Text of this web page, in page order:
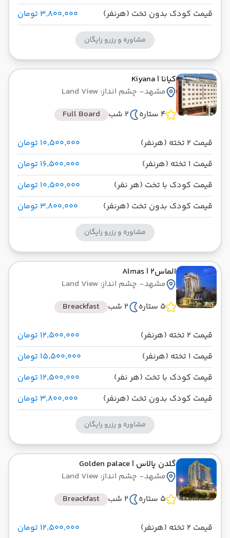
قیمت کودک بدون تخت (هرنفر)
۳٬۸۰۰٬۰۰۰ تومان
مشاوره و رزرو رایگان
کیانا | Kiyana
مشهد- چشم انداز: Land View
4 ستاره
2 شب Full Board
قیمت 2 تخته (هرنفر)
۱۰٬۵۰۰٬۰۰۰ تومان
قیمت 1 تخته (هرنفر)
۱۶٬۵۰۰٬۰۰۰ تومان
قیمت کودک با تخت (هر نفر)
۱۰٬۵۰۰٬۰۰۰ تومان
قیمت کودک بدون تخت (هرنفر)
۳٬۸۰۰٬۰۰۰ تومان
مشاوره و رزرو رایگان
الماس2 | Almas
مشهد- چشم انداز: Land View
5 ستاره
2 شب Breackfast
قیمت 2 تخته (هرنفر)
۱۲٬۵۰۰٬۰۰۰ تومان
قیمت 1 تخته (هرنفر)
۱۵٬۵۰۰٬۰۰۰ تومان
قیمت کودک با تخت (هر نفر)
۱۲٬۵۰۰٬۰۰۰ تومان
قیمت کودک بدون تخت (هرنفر)
۳٬۸۰۰٬۰۰۰ تومان
مشاوره و رزرو رایگان
گلدن پالاس | Golden palace
مشهد- چشم انداز: Land View
5 ستاره
2 شب Breackfast
قیمت 2 تخته (هرنفر)
۱۲٬۵۰۰٬۰۰۰ تومان